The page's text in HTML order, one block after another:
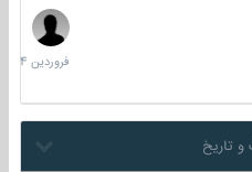
29
فروردین
1404